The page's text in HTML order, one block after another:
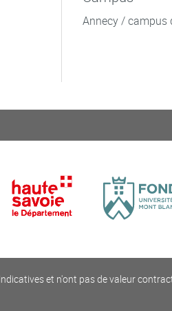
Annecy / campus
et n'ont pas de valeur